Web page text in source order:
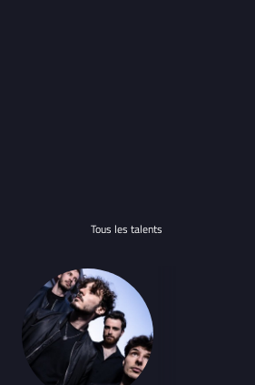
Tous les talents